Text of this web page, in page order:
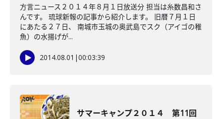
方言ニュース２０１４年８月１日放送分 担当は糸数昌和さ
んです。 琉球新報の記事から紹介します。 旧暦７月１日
にあたる２７日、 南城市玉城の奥武島でスク（アイゴの稚
魚）の水揚げが...
2014.08.01 |00:03:39
サマーキャンプ２０１４ 第11回